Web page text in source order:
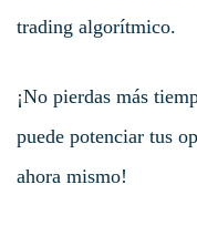
trading algorítmico.
¡No pierdas más
puede potenciar tus
ahora mismo!